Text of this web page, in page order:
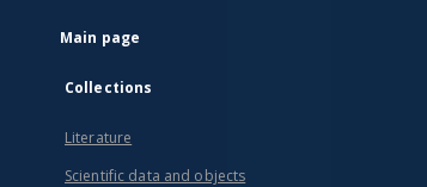
Main page
Collections
Literature
Scientific data and objects